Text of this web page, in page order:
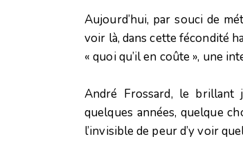
Aujourd’hui, par souci de
voir là, dans cette fécondité
« quoi qu’il en coûte », une
André Frossard, le brillant
quelques années, quelque
l’invisible de peur d’y voir